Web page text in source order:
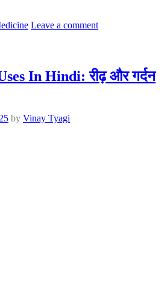
Leave a comment
In Hindi: रीढ़ और गर्दन
by Vinay Tyagi